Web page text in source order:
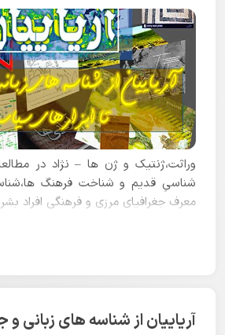
وراثت،ژنتیک و ژن ها – نژاد در
شناسیِ قدیم و شناخت فرهنگ
معرف جغرافیای مرزی و فرهنگی افراد
آریاییان از شناسه های زبانی و